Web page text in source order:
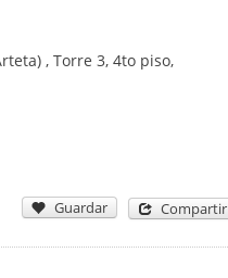
, Torre 3, 4to piso,
Guardar Compartir